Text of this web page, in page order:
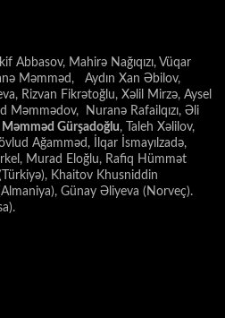
Abbasov, Mahirə Nağıqızı, Vüqar
Məmməd, Aydın Xan Əbilov,
Rizvan Fikrətoğlu, Xəlil Mirzə, Aysel
Məmmədov, Nuranə Rafailqızı, Əli
Məmməd Gürşadoğlu, Taleh Xəlilov,
Ağamməd, İlqar İsmayılzadə,
Murad Eloğlu, Rafiq Hümmət
Khaitov Khusniddin
Günay Əliyeva (Norveç).